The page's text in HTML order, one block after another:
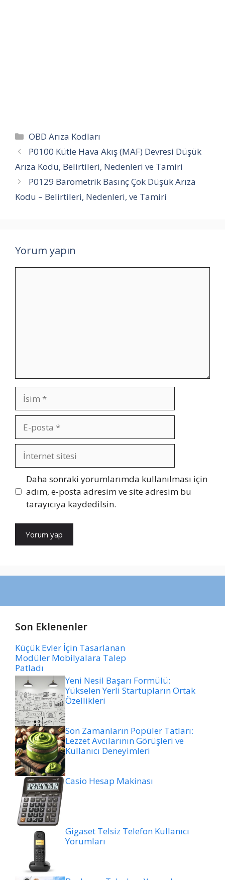
Kategoriler
OBD Arıza Kodları
P0100 Kütle Hava Akış (MAF) Devresi Düşük
Arıza Kodu, Belirtileri, Nedenleri ve Tamiri
P0129 Barometrik Basınç Çok Düşük Arıza
Kodu – Belirtileri, Nedenleri, ve Tamiri
Yorum yapın
İsim
posta
İnternet
sitesi
Daha sonraki yorumlarımda kullanılması için
adım, e-posta adresim ve site adresim bu
tarayıcıya kaydedilsin.
Son Eklenenler
Küçük Evler İçin Tasarlanan
Modüler Mobilyalara Talep
Patladı
Yeni Nesil Başarı Formülü:
Yükselen Yerli Startupların Ortak
Özellikleri
Son Zamanların Popüler Tatları:
Lezzet Avcılarının Görüşleri ve
Kullanıcı Deneyimleri
Casio Hesap Makinası
Gigaset Telsiz Telefon Kullanıcı
Yorumları